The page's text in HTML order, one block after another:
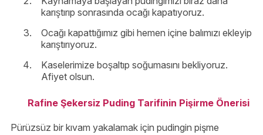
karıştırıp sonrasında ocağı kapatıyoruz.
Ocağı kapattığımız gibi hemen içine balımızı ekleyip
karıştırıyoruz.
Kaselerimize boşaltıp soğumasını bekliyoruz.
Afiyet olsun.
Rafine Şekersiz Puding Tarifinin Pişirme Önerisi
Pürüzsüz bir kıvam yakalamak için pudingin pişme